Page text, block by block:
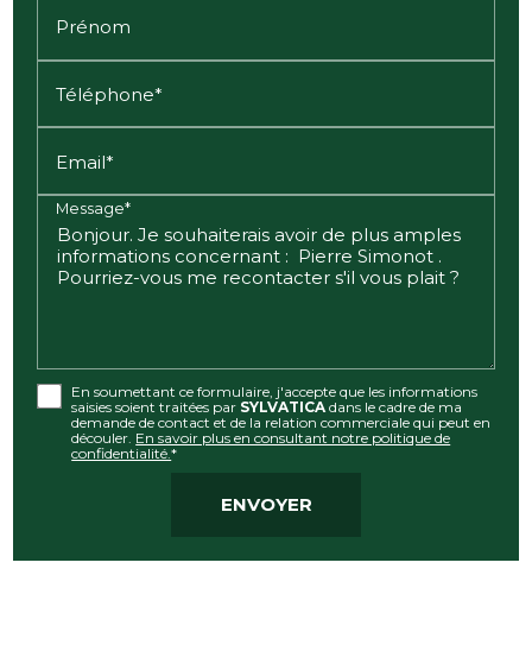
Prénom
Téléphone*
Email*
Message*
En soumettant ce formulaire, j'accepte que les informations
saisies soient traitées par SYLVATICAdans le cadre de ma
demande de contact et de la relation commerciale qui peut en
découler. En savoir plus en consultant notre politique de
confidentialité.*